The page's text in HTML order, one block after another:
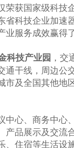
荣获国家级科技
省科技企业加速
业服务成效赢得
科技产业园 ，
通干线，周边公
市及全国其他地
中心、商务中心
产品展示及交流
、住宿等生活设